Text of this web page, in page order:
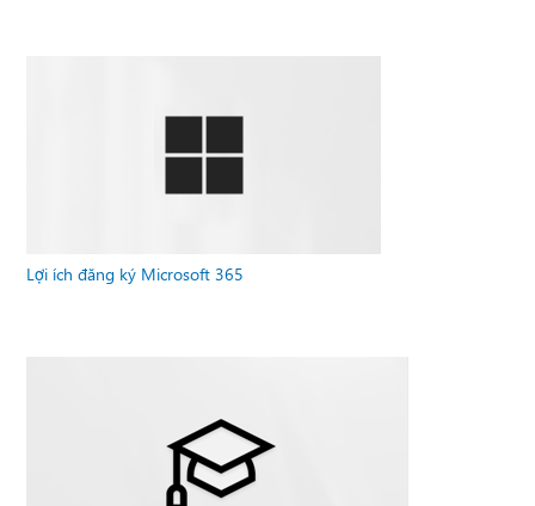
Lợi ích đăng ký Microsoft 365